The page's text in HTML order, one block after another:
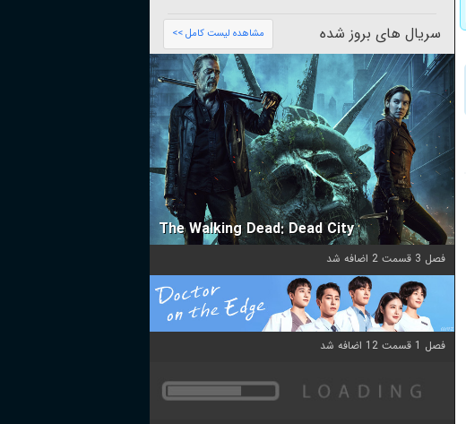
سریال های بروز شده مشاهده لیست کامل >>
The Walking Dead: Dead City
فصل 3 قسمت 2 اضافه شد
فصل 1 قسمت 12 اضافه شد